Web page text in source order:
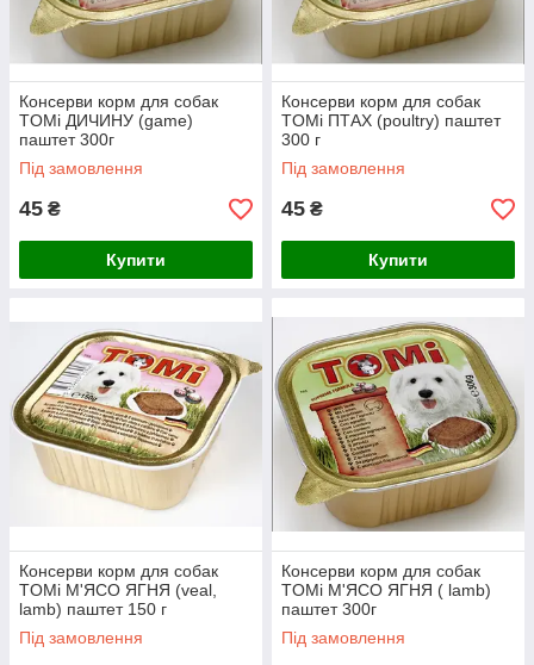
Консерви корм для собак
TOMi ДИЧИНУ (game)
паштет 300г
Під замовлення
45 ₴
Купити
Консерви корм для собак
TOMi ПТАХ (poultry) паштет
300 г
Під замовлення
45 ₴
Купити
Консерви корм для собак
TOMi М'ЯСО ЯГНЯ (veal,
lamb) паштет 150 г
Під замовлення
Консерви корм для собак
TOMi М'ЯСО ЯГНЯ ( lamb)
паштет 300г
Під замовлення